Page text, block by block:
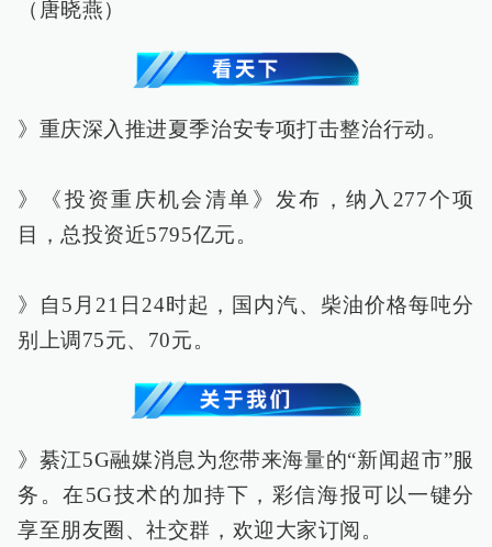
（唐晓燕）
》重庆深入推进夏季治安专项打击整治行动。
》《投资重庆机会清单》发布，纳入277个项
目，总投资近5795亿元。
》自5月21日24时起，国内汽、柴油价格每吨分
别上调75元、70元。
》綦江5G融媒消息为您带来海量的“新闻超市”服
务。在5G技术的加持下，彩信海报可以一键分
享至朋友圈、社交群，欢迎大家订阅。